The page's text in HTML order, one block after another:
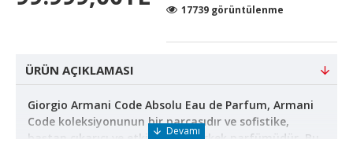
17739 görüntülenme
ÜRÜN AÇIKLAMASI
Giorgio Armani Code Absolu Eau de Parfum, Armani
Code koleksiyonunun bir parçasıdır ve sofistike,
baştan çıkarıcı ve etkileyici bir erkek parfümüdür. Bu